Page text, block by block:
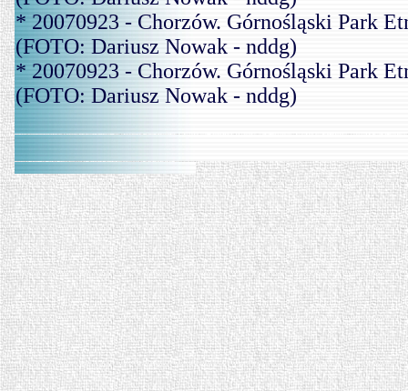
* 20070923 - Chorzów. Górnośląski Park
(FOTO: Dariusz Nowak - nddg)
* 20070923 - Chorzów. Górnośląski Park
(FOTO: Dariusz Nowak - nddg)